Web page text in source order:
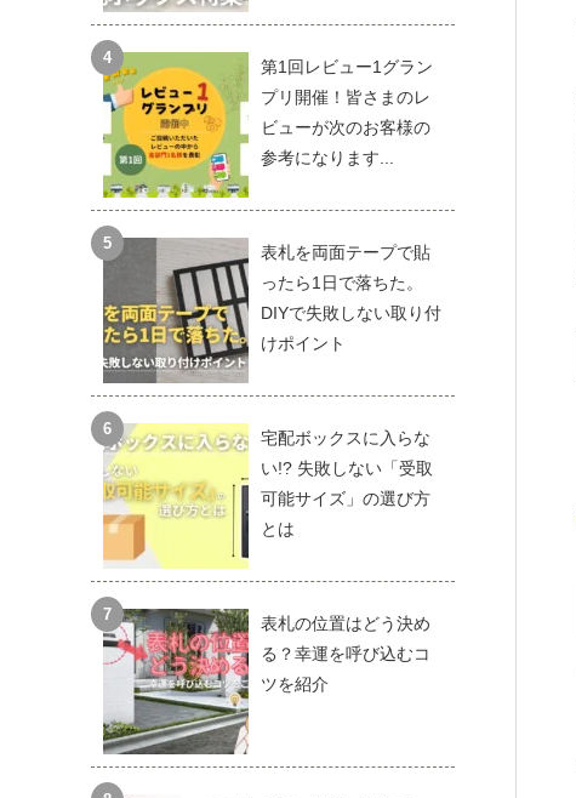
第1回レビュー1グラン
プリ開催！皆さまのレ
ビューが次のお客様の
参考になります...
表札を両面テープで貼
ったら1日で落ちた。
DIYで失敗しない取り付
けポイント
宅配ボックスに入らな
い!? 失敗しない「受取
可能サイズ」の選び方
とは
表札の位置はどう決め
る？幸運を呼び込むコ
ツを紹介